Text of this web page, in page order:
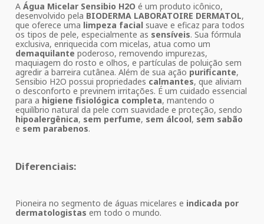
A Água Micelar Sensibio H2O é um produto icônico,
desenvolvido pela BIODERMA LABORATOIRE DERMATOL,
que oferece uma limpeza facial suave e eficaz para todos
os tipos de pele, especialmente as sensíveis. Sua fórmula
exclusiva, enriquecida com micelas, atua como um
demaquilante poderoso, removendo impurezas,
maquiagem do rosto e olhos, e partículas de poluição sem
agredir a barreira cutânea. Além de sua ação purificante,
Sensibio H2O possui propriedades calmantes, que aliviam
o desconforto e previnem irritações. É um cuidado essencial
para a higiene fisiológica completa, mantendo o
equilíbrio natural da pele com suavidade e proteção, sendo
hipoalergênica, sem perfume, sem álcool, sem sabão
e sem parabenos.
Diferenciais:
Pioneira no segmento de águas micelares e indicada por
dermatologistas em todo o mundo.